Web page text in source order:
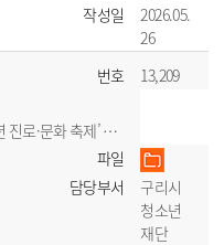
작성일
2026.05.
26
번호
13,209
도 청소년 진로·문화 축제’ 체험관 운영
파일
담당부서
구리시
청소년
재단